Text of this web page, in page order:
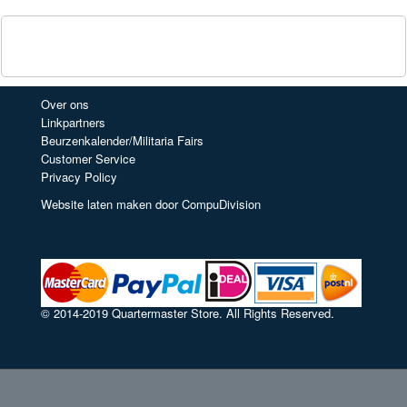
Over ons
Linkpartners
Beurzenkalender/Militaria Fairs
Customer Service
Privacy Policy
Website laten maken door CompuDivision
© 2014-2019 Quartermaster Store. All Rights Reserved.